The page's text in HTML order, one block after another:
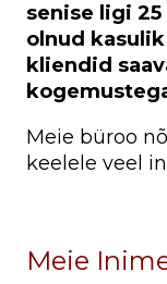
senise ligi
olnud
kliendid
Meie büroo
keelele veel
Meie